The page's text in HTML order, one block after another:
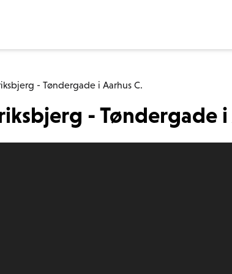
- Tøndergade i Aarhus C.
- Tøndergade i